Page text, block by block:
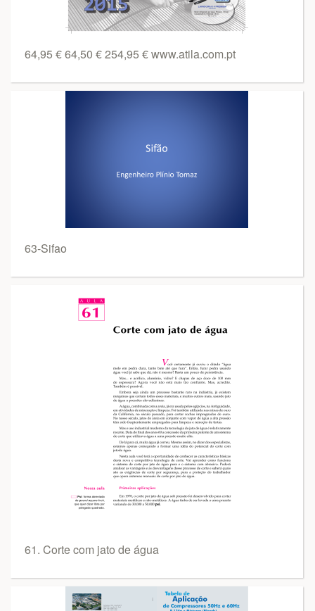
64,95 € 64,50 € 254,95 € www.atila.com.pt
63-Sifao
61. Corte com jato de água